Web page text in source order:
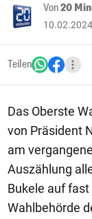
Von20
Teilen
Das Oberste
von Präsident
am
Auszählung
Bukele auf
Wahlbehörde